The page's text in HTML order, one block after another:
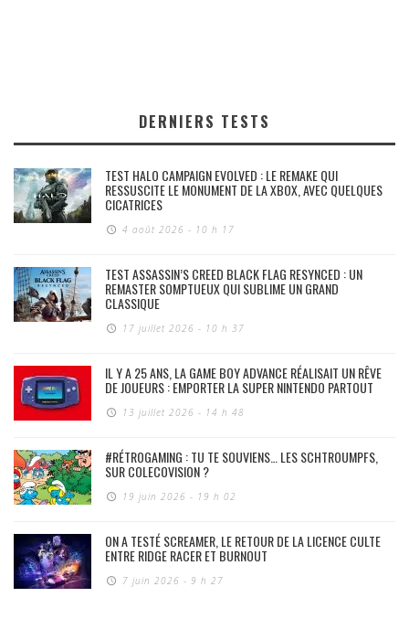
DERNIERS TESTS
TEST HALO CAMPAIGN EVOLVED : LE REMAKE QUI
RESSUSCITE LE MONUMENT DE LA XBOX, AVEC QUELQUES
CICATRICES
4 août 2026 - 10 h 17
TEST ASSASSIN’S CREED BLACK FLAG RESYNCED : UN
REMASTER SOMPTUEUX QUI SUBLIME UN GRAND
CLASSIQUE
17 juillet 2026 - 10 h 37
IL Y A 25 ANS, LA GAME BOY ADVANCE RÉALISAIT UN RÊVE
DE JOUEURS : EMPORTER LA SUPER NINTENDO PARTOUT
13 juillet 2026 - 14 h 48
#RÉTROGAMING : TU TE SOUVIENS… LES SCHTROUMPFS,
SUR COLECOVISION ?
19 juin 2026 - 19 h 02
ON A TESTÉ SCREAMER, LE RETOUR DE LA LICENCE CULTE
ENTRE RIDGE RACER ET BURNOUT
7 juin 2026 - 9 h 27